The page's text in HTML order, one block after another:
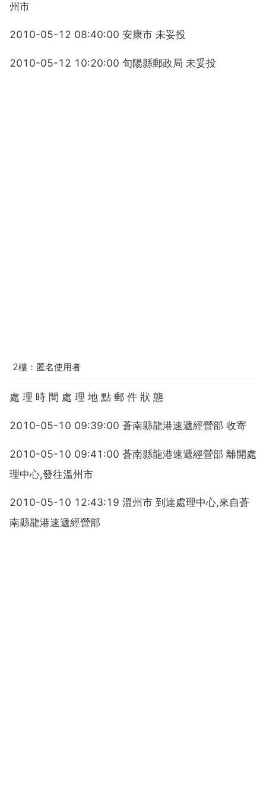
州市
2010-05-12 08:40:00 安康市 未妥投
2010-05-12 10:20:00 旬陽縣郵政局 未妥投
2樓：匿名使用者
處 理 時 間 處 理 地 點 郵 件 狀 態
2010-05-10 09:39:00 蒼南縣龍港速遞經營部 收寄
2010-05-10 09:41:00 蒼南縣龍港速遞經營部 離開處
理中心,發往溫州市
2010-05-10 12:43:19 溫州市 到達處理中心,來自蒼
南縣龍港速遞經營部